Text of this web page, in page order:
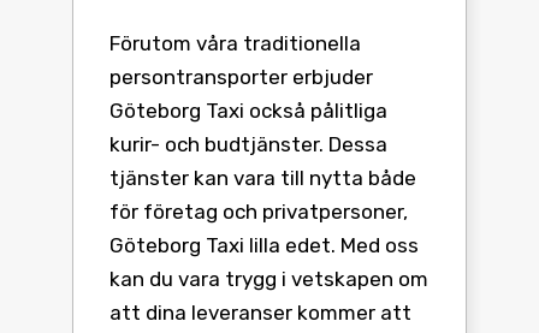
Förutom våra traditionella
persontransporter erbjuder
Göteborg Taxi också pålitliga
kurir- och budtjänster. Dessa
tjänster kan vara till nytta både
för företag och privatpersoner,
Göteborg Taxi lilla edet. Med oss
kan du vara trygg i vetskapen om
att dina leveranser kommer att